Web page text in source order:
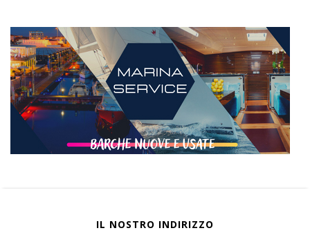
IL NOSTRO INDIRIZZO